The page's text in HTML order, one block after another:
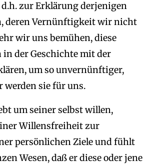
zur Erklärung derjenigen
deren Vernünftigkeit wir nicht
wir uns bemühen, diese
der Geschichte mit der
um so unvernünftiger,
sie für uns.
um seiner selbst willen,
Willensfreiheit zur
persönlichen Ziele und fühlt
Wesen, daß er diese oder jene